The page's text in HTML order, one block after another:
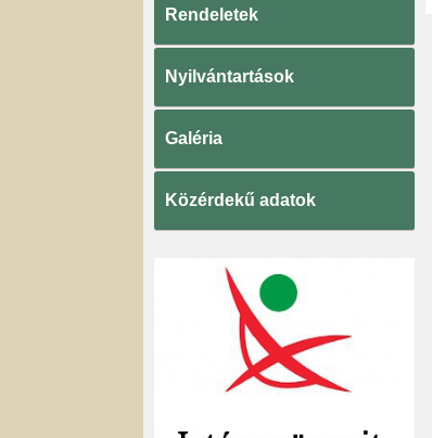
Rendeletek
Nyilvántartások
Galéria
Közérdekű adatok